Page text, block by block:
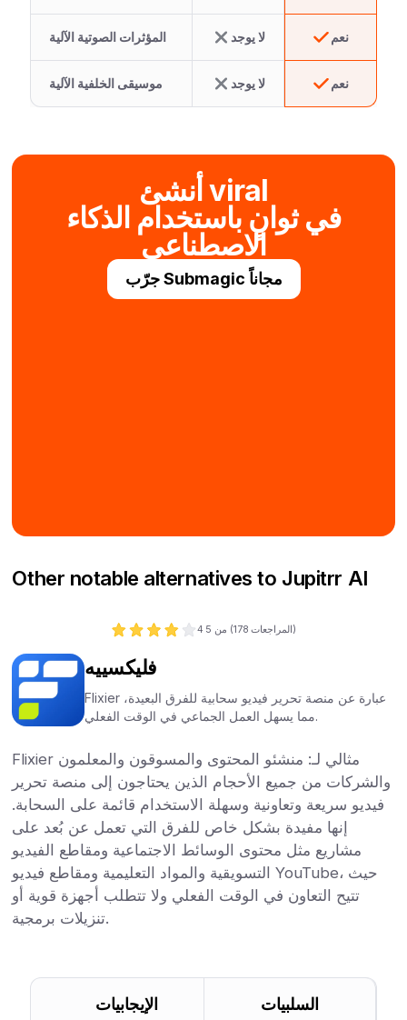
المؤثرات الصوتية الآلية لا يوجد نعم
موسيقى الخلفية الآلية لا يوجد نعم
أنشئ viral
في ثوانٍ باستخدام الذكاء
الاصطناعي
جرّب Submagic مجاناً
Other notable alternatives to Jupitrr AI
4 من 5 (178 المراجعات)
فليكسييه
Flixier عبارة عن منصة تحرير فيديو سحابية للفرق البعيدة،
مما يسهل العمل الجماعي في الوقت الفعلي.
Flixier مثالي لـ: منشئو المحتوى والمسوقون والمعلمون
والشركات من جميع الأحجام الذين يحتاجون إلى منصة تحرير
فيديو سريعة وتعاونية وسهلة الاستخدام قائمة على السحابة.
إنها مفيدة بشكل خاص للفرق التي تعمل عن بُعد على
مشاريع مثل محتوى الوسائط الاجتماعية ومقاطع الفيديو
التسويقية والمواد التعليمية ومقاطع فيديو YouTube، حيث
تتيح التعاون في الوقت الفعلي ولا تتطلب أجهزة قوية أو
تنزيلات برمجية.
الإيجابيات السلبيات